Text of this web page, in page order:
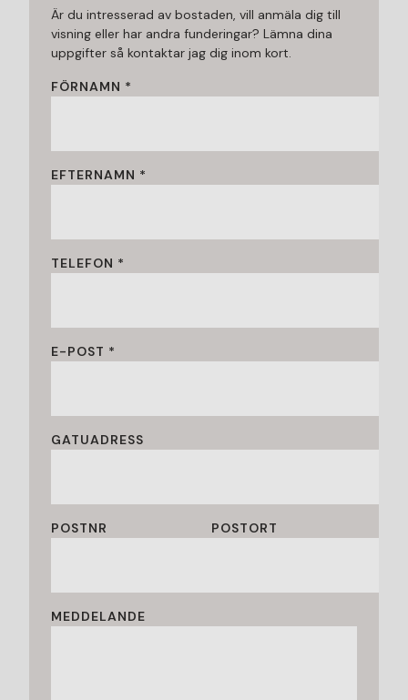
Är du intresserad av bostaden, vill anmäla dig till
visning eller har andra funderingar? Lämna dina
uppgifter så kontaktar jag dig inom kort.
FÖRNAMN *
EFTERNAMN *
TELEFON *
E-POST *
GATUADRESS
POSTNR POSTORT
MEDDELANDE